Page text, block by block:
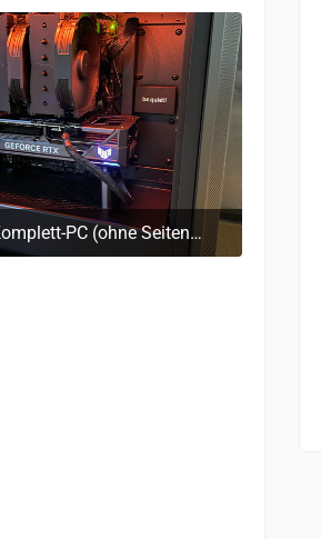
Fertiger Komplett-PC (ohne Seitenscheibe), eingeschaltet
29. März 2023 um 11:17